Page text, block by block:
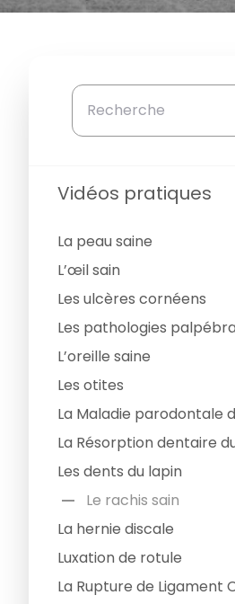
Vidéos pratiques
La peau saine
L’œil sain
Les ulcères cornéens
Les pathologies
L’oreille saine
Les otites
La Maladie parodontale
La Résorption dentaire
Les dents du lapin
remove
Le rachis sain
La hernie discale
Luxation de rotule
La Rupture de Ligament